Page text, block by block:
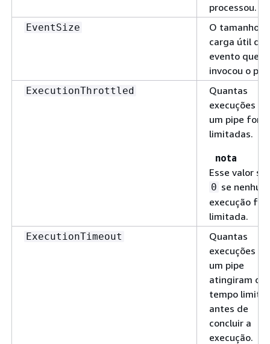
processou.
EventSize
O tamanho
carga útil do
evento que
invocou o
ExecutionThrottled
Quantas
execuções de
um pipe
limitadas.
nota
Esse valor
0 se
execução for
limitada.
ExecutionTimeout
Quantas
execuções de
um pipe
atingiram o
tempo limite
antes de
concluir a
execução.